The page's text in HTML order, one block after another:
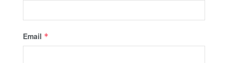
Email *